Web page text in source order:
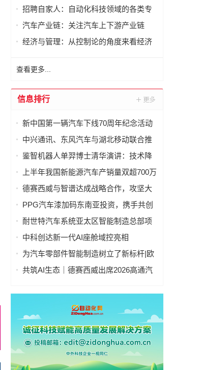
文思考
招聘自家人：自动化科技领域的各类专
家及人才需求资讯
汽车产业链：关注汽车上下游产业链
经济与管理：从控制论的角度来看经济
查看更多...
信息排行
新中国第一辆汽车下线70周年纪念活动
举行
中兴通讯、东风汽车与湖北移动联合推
出AiCube汽车设计一体机
鉴智机器人单羿博士清华演讲：技术降
本、科技平权，助力车企打造繁荣的
上半年我国新能源汽车产销量双超700万
辆
德赛西威与智谱达成战略合作，攻坚大
模型上车“最后一公里”
PPG汽车漆加码东南亚投资，携手共创
可持续发展未来
耐世特汽车系统亚太区智能制造总部项
目在苏州工业园区正式奠基
中科创达新一代AI座舱域控亮相
CES2026，以全栈能力引领智能座舱变
为汽车零部件智能制造树立了新标杆|欧
姆龙与博格华纳深化智能制造合作
共筑AI生态｜德赛西威出席2026高通汽